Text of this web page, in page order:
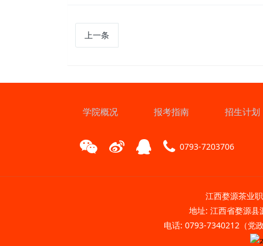
上一条
学院概况 报考指南 招生计划
0793-7203706
江西婺源茶业
地址: 江西省婺源
电话: 0793-7340212（党